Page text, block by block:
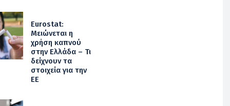
Eurostat:
Μειώνεται η
χρήση καπνού
στην Ελλάδα – Τι
δείχνουν τα
στοιχεία για την
ΕΕ